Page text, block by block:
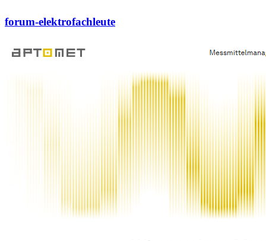
forum-elektrofachleute